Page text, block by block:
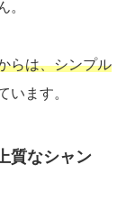
。
らは、シンプル
います。
質なシャン